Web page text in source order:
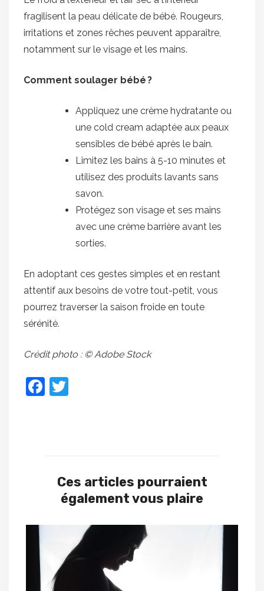
fragilisent la peau délicate de bébé. Rougeurs,
irritations et zones rêches peuvent apparaître,
notamment sur le visage et les mains.
Comment soulager bébé ?
Appliquez une crème hydratante ou
une cold cream adaptée aux peaux
sensibles de bébé après le bain.
Limitez les bains à 5-10 minutes et
utilisez des produits lavants sans
savon.
Protégez son visage et ses mains
avec une crème barrière avant les
sorties.
En adoptant ces gestes simples et en restant
attentif aux besoins de votre tout-petit, vous
pourrez traverser la saison froide en toute
sérénité.
Crédit photo : © Adobe Stock
Facebook
Ces articles pourraient
également vous plaire